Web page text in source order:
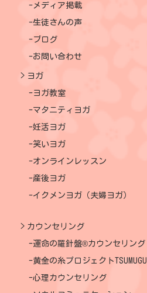
メディア掲載
生徒さんの声
ブログ
お問い合わせ
ヨガ
ヨガ教室
マタニティヨガ
妊活ヨガ
笑いヨガ
オンラインレッスン
産後ヨガ
イクメンヨガ（夫婦ヨガ）
カウンセリング
運命の羅針盤®カウンセリング
黄金の糸プロジェクトTSUMUGU
心理カウンセリング